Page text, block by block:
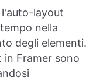
layout
nella
degli elementi.
in Framer sono